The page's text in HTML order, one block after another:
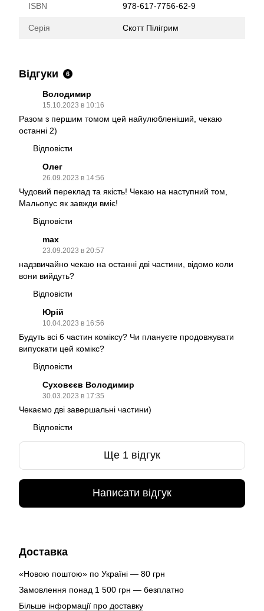
ISBN 978-617-7756-62-9
Серія Скотт Пілігрим
Відгуки 6
Володимир
15.10.2023 в 10:16
Разом з першим томом цей найулюбленіший, чекаю
останні 2)
Відповісти
Олег
26.09.2023 в 14:56
Чудовий переклад та якість! Чекаю на наступний том,
Мальопус як завжди вміє!
Відповісти
max
23.09.2023 в 20:57
надзвичайно чекаю на останні дві частини, відомо коли
вони вийдуть?
Відповісти
Юрій
10.04.2023 в 16:56
Будуть всі 6 частин коміксу? Чи плануєте продовжувати
випускати цей комікс?
Відповісти
Суховєєв Володимир
30.03.2023 в 17:35
Чекаємо дві завершальні частини)
Відповісти
Ще 1 відгук
Написати відгук
Доставка
«Новою поштою» по Україні — 80 грн
Замовлення понад 1 500 грн — безплатно
Більше інформації про доставку